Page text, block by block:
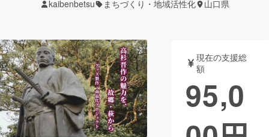
ターン
ジェクト
ロジェクト
されます
アート・写真 音楽
テクノロジー・ガジェット ゲーム・
映像・映画 書籍・雑誌
kaibenbetsu まちづくり・地域活性化 山口県
現在の支援総
額
95,0